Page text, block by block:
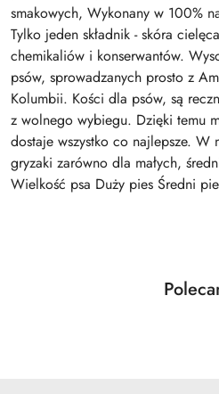
smakowych, Wykonany w 100%
Tylko jeden składnik - skóra
chemikaliów i konserwantów.
psów, sprowadzanych prosto z
Kolumbii. Kości dla psów, są
z wolnego wybiegu. Dzięki temu
dostaje wszystko co najlepsze. W
gryzaki zarówno dla małych,
Wielkość psa Duży pies Średni
Pomiń karuzelę